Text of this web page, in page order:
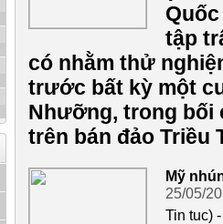
tập
có nhằm thử
trước bất kỳ một
Nhưỡng, trong bối
trên bán đảo Triều
Mỹ
25/05/
Tin tuc)